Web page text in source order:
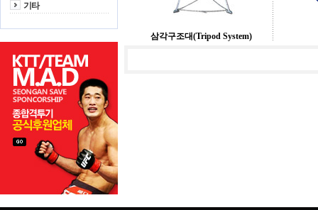
기타
삼각구조대(Tripod System)